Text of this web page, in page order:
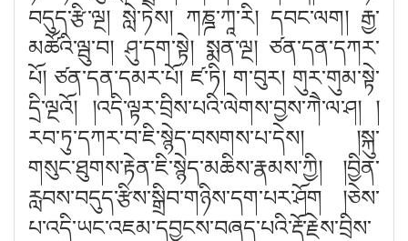
བདུད་རྩི་ལྔ། སླེ་ཏེས། ཀཎྜ་ཀཱ་རི། དབང་ལག། རྒྱ་
མཚོའི་ལྦུ་བ། ཤུ་དག་སྟེ། སྨན་ལྔ། ཙན་དན་དཀར་
པོ། ཙན་དན་དམར་པོ། ཛ་ཏི། ག་བུར། གུར་གུམ་སྟེ་
དྲི་ལྔའོ། །འདི་ལྟར་བྲིས་པའི་ལེགས་བྱས་ཀཻ་ལ་ཤ། །
རབ་ཏུ་དཀར་བ་ཇི་སྙེད་བསགས་པ་དེས། །སྐུ་
གསུང་ཐུགས་རྟེན་ཇི་སྙེད་མཆིས་རྣམས་ཀྱི། །བྱིན་
རླབས་བདུད་རྩིས་སྒྲིབ་གཉིས་དག་པར་ཤོག །ཅེས་
པ་འདི་ཡང་འཇམ་དབྱངས་བཞད་པའི་རྡོ་རྗེས་བྲིས་